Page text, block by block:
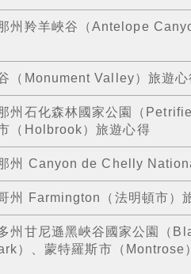
州羚羊峽谷（Antelope
（Monument Valley）旅遊心
州石化森林國家公園（
（Holbrook）旅遊心得
州 Canyon de Chelly
州 Farmington（法明頓市）
州甘尼遜黑峽谷國家公園（
）、蒙特羅斯市（